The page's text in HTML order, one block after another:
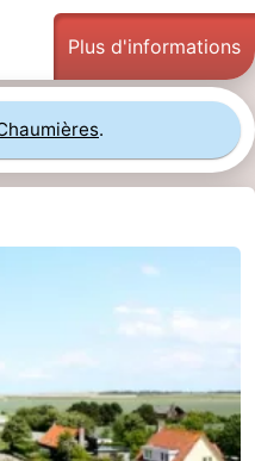
Plus d'informations
.